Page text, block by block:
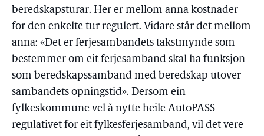
beredskapsturar. Her er mellom anna kostnader
for den enkelte tur regulert. Vidare står det mellom
anna: «Det er ferjesambandets takstmynde som
bestemmer om eit ferjesamband skal ha funksjon
som beredskapssamband med beredskap utover
sambandets opningstid». Dersom ein
fylkeskommune vel å nytte heile AutoPASS-
regulativet for eit fylkesferjesamband, vil det vere